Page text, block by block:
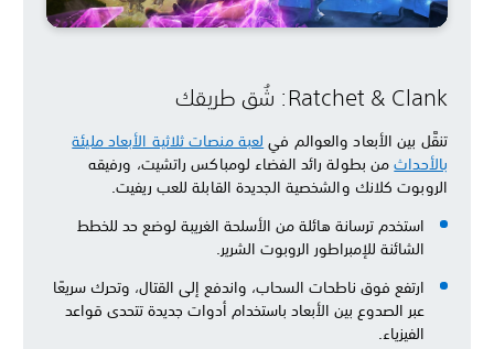
Ratchet & Clank: شُق طريقك
تنقَّل بين الأبعاد والعوالم فيلعبة منصات ثلاثية الأبعاد مليئة
بالأحداثمن بطولة رائد الفضاء لومباكس راتشيت، ورفيقه
الروبوت كلانك والشخصية الجديدة القابلة للعب ريفيت.
استخدم ترسانة هائلة من الأسلحة الغريبة لوضع حد للخطط
الشائنة للإمبراطور الروبوت الشرير.
ارتفع فوق ناطحات السحاب، واندفع إلى القتال، وتحرك سريعًا
عبر الصدوع بين الأبعاد باستخدام أدوات جديدة تتحدى قواعد
الفيزياء.